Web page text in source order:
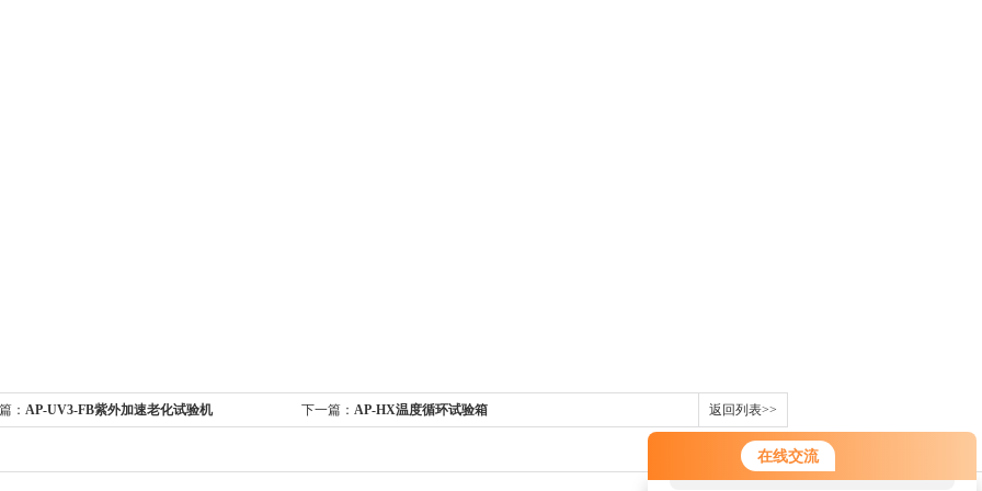
在线交流
您好！欢迎前来咨询，很高兴为您
服务，请问您要咨询什么问题呢？
： AP-UV3-FB紫外加速老化试验机 下一篇： AP-HX温度循环试验箱 返回列表>>